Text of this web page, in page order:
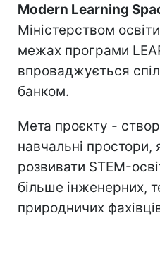
Modern Learning
Міністерством
межах програми
впроваджується
банком.
Мета проєкту -
навчальні простори,
розвивати STEM-
більше інженерних,
природничих